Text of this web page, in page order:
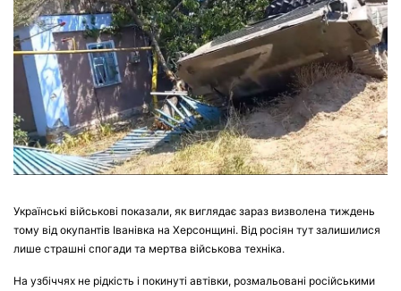
Українські військові показали, як виглядає зараз визволена тиждень
тому від окупантів Іванівка на Херсонщині. Від росіян тут залишилися
лише страшні спогади та мертва військова техніка.
На узбіччях не рідкість і покинуті автівки, розмальовані російськими